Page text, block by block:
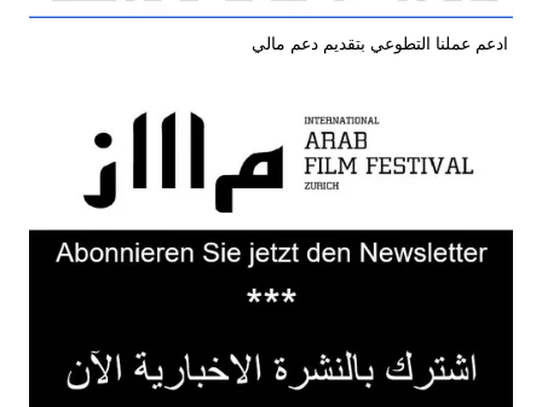
ادعم عملنا التطوعي بتقديم دعم مالي